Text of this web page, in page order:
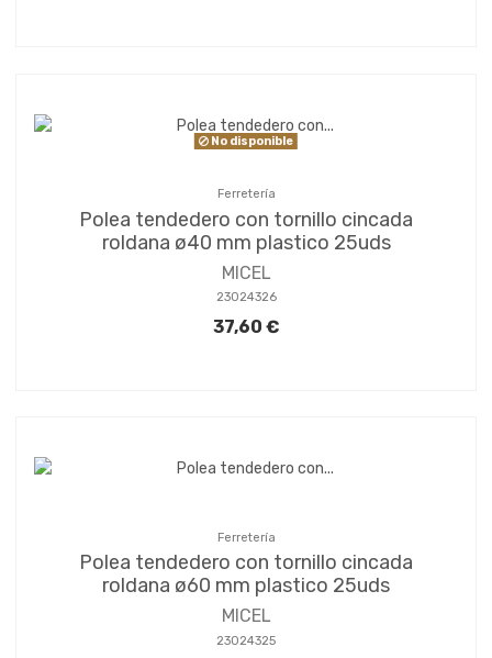
No disponible
Ferretería
Polea tendedero con tornillo cincada
roldana ø40 mm plastico 25uds
MICEL
23024326
37,60 €
Ferretería
Polea tendedero con tornillo cincada
roldana ø60 mm plastico 25uds
MICEL
23024325